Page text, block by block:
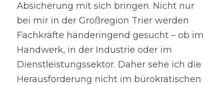
Absicherung mit sich bringen. Nicht nur
bei mir in der Großregion Trier werden
Fachkräfte händeringend gesucht – ob im
Handwerk, in der Industrie oder im
Dienstleistungssektor. Daher sehe ich die
Herausforderung nicht im bürokratischen